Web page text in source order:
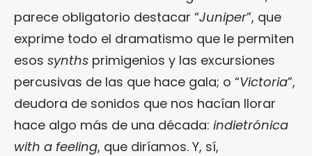
parece obligatorio destacar “Juniper”, que
exprime todo el dramatismo que le permiten
esos synths primigenios y las excursiones
percusivas de las que hace gala; o “Victoria”,
deudora de sonidos que nos hacían llorar
hace algo más de una década: indietrónica
with a feeling, que diríamos. Y, sí,